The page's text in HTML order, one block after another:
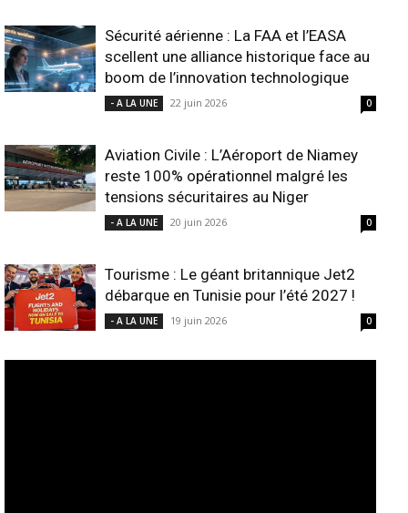
Sécurité aérienne : La FAA et l’EASA
scellent une alliance historique face au
boom de l’innovation technologique
- A LA UNE 22 juin 2026 0
Aviation Civile : L’Aéroport de Niamey
reste 100% opérationnel malgré les
tensions sécuritaires au Niger
- A LA UNE 20 juin 2026 0
Tourisme : Le géant britannique Jet2
débarque en Tunisie pour l’été 2027 !
- A LA UNE 19 juin 2026 0